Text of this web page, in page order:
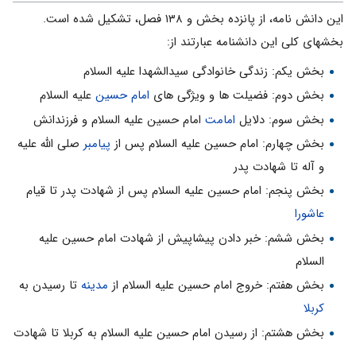
این دانش نامه، از پانزده بخش و ۱۳۸ فصل، تشکیل شده است.
بخشهای کلی این دانشنامه عبارتند از:
بخش یکم: زندگى خانوادگى سیدالشهدا علیه السلام
بخش دوم: فضیلت ها و ویژگى هاى امام حسینعلیه السلام
بخش سوم: دلایل امامتامام حسین علیه السلام و فرزندانش
بخش چهارم: امام حسین علیه السلام پس از پیامبرصلى الله علیه
و آله تا شهادت پدر
بخش پنجم: امام حسین علیه السلام پس از شهادت پدر تا قیام
عاشورا
بخش ششم: خبر دادن پیشاپیش از شهادت امام حسین علیه
السلام
بخش هفتم: خروج امام حسین علیه السلام از مدینهتا رسیدن به
کربلا
بخش هشتم: از رسیدن امام حسین علیه السلام به کربلا تا شهادت